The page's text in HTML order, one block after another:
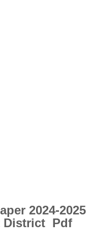
2024-2025
District Pdf